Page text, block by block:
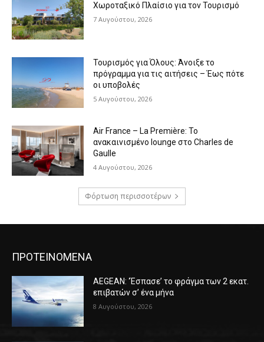
Χωροταξικό Πλαίσιο για τον Τουρισμό
7 Αυγούστου, 2026
Τουρισμός για Όλους: Άνοιξε το
πρόγραμμα για τις αιτήσεις – Έως πότε
οι υποβολές
5 Αυγούστου, 2026
Air France – La Première: Το
ανακαινισμένο lounge στο Charles de
Gaulle
4 Αυγούστου, 2026
Φόρτωση περισσοτέρων
ΠΡΟΤΕΙΝΟΜΕΝΑ
AEGEAN: ‘Έσπασε’ το φράγμα των 2 εκατ.
επιβατών σ’ ένα μήνα
8 Αυγούστου, 2026